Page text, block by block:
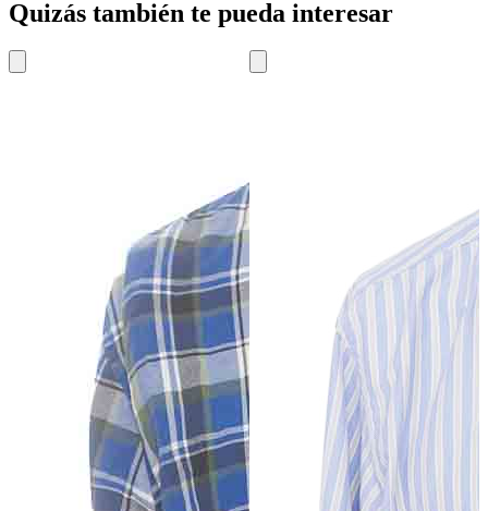
Quizás también te pueda interesar